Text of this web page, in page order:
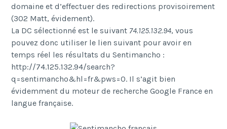
domaine et d’effectuer des redirections provisoirement
(302 Matt, évidement).
La DC sélectionné est le suivant 74.125.132.94, vous
pouvez donc utiliser le lien suivant pour avoir en
temps réel les résultats du Sentimancho :
http://74.125.132.94/search?
q=sentimancho&hl=fr&pws=0. Il s’agit bien
évidemment du moteur de recherche Google France en
langue française.